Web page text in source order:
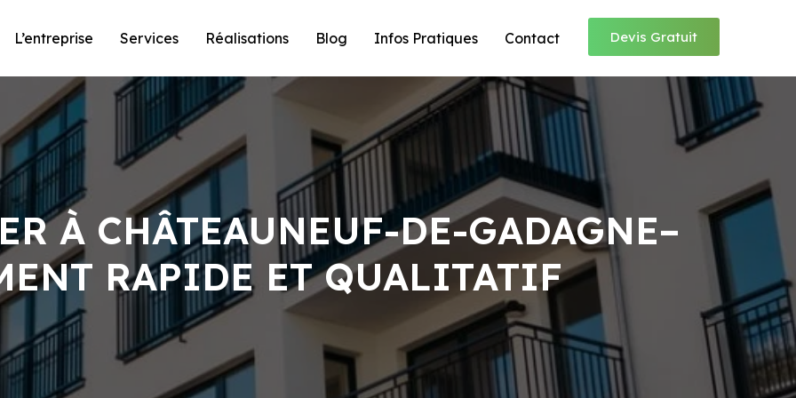
L’entreprise Services Réalisations Blog Infos Pratiques Contact Devis Gratuit
À CHÂTEAUNEUF-DE-GADAGNE–
RAPIDE ET QUALITATIF